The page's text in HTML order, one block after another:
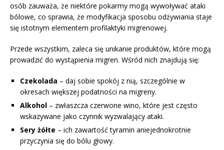
osób zauważa, że niektóre pokarmy mogą wywoływać ataki
bólowe, co sprawia, że modyfikacja sposobu odżywiania staje
się istotnym elementem profilaktyki migrenowej.
Przede wszystkim, zaleca się unikanie produktów, które mogą
prowadzić do wystąpienia migren. Wśród nich znajdują się:
Czekolada – daj sobie spokój z nią, szczególnie w
okresach większej podatności na migreny.
Alkohol – zwłaszcza czerwone wino, które jest często
wskazywane jako czynnik wyzwalający ataki.
Sery żółte – ich zawartość tyramin aniejednokrotnie
przyczynia się do bólu głowy.